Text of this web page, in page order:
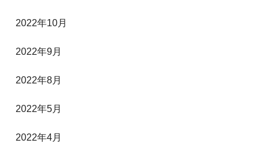
2022年10月
2022年9月
2022年8月
2022年5月
2022年4月